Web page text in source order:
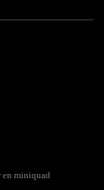
en miniquad